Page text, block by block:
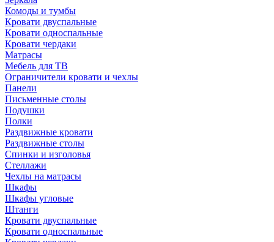
Комоды и тумбы
Кровати двуспальные
Кровати односпальные
Кровати чердаки
Матрасы
Мебель для ТВ
Ограничители кровати и чехлы
Панели
Письменные столы
Подушки
Полки
Раздвижные кровати
Раздвижные столы
Спинки и изголовья
Стеллажи
Чехлы на матрасы
Шкафы
Шкафы угловые
Штанги
Кровати двуспальные
Кровати односпальные